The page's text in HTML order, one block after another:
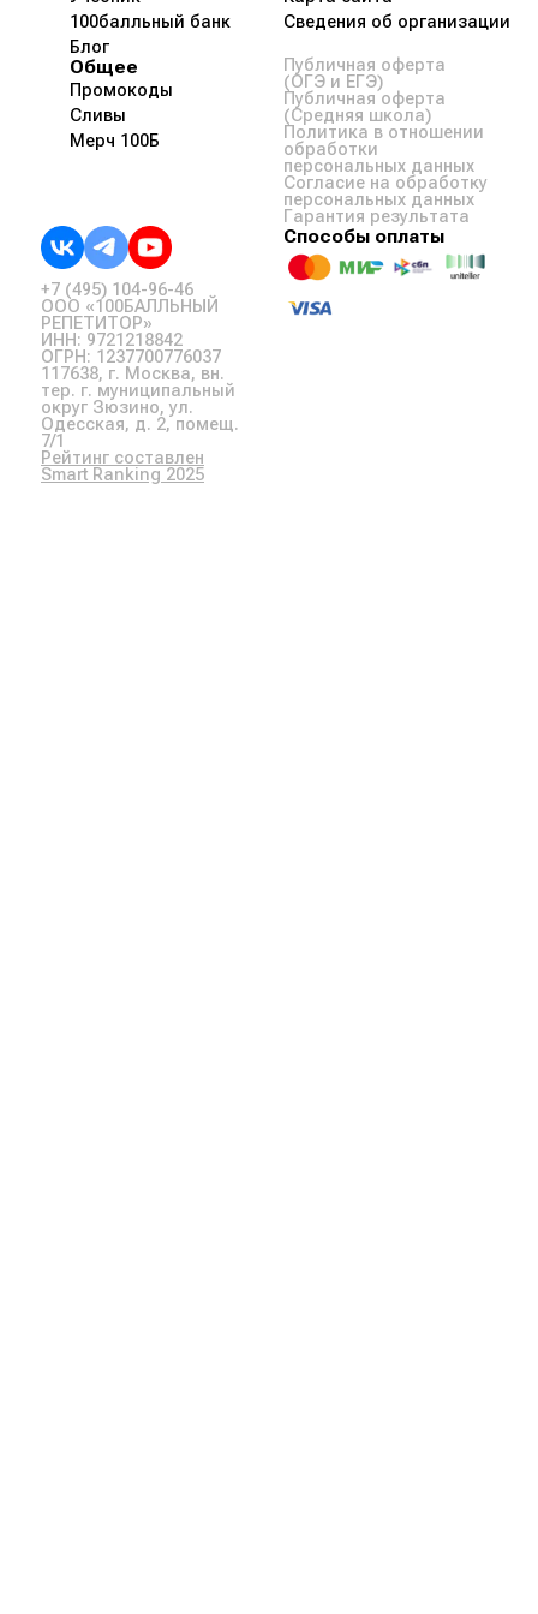
100балльный банк
Блог
Сведения об организации
Общее
Промокоды
Сливы
Мерч 100Б
+7 (495) 104-96-46
ООО «100БАЛЛЬНЫЙ
РЕПЕТИТОР»
ИНН: 9721218842
ОГРН: 1237700776037
117638, г. Москва, вн.
тер. г. муниципальный
округ Зюзино, ул.
Одесская, д. 2, помещ.
7/1
Рейтинг составлен
Smart Ranking 2025
Публичная оферта
(ОГЭ и ЕГЭ)
Публичная оферта
(Средняя школа)
Политика в отношении
обработки
персональных данных
Согласие на обработку
персональных данных
Гарантия результата
Способы оплаты